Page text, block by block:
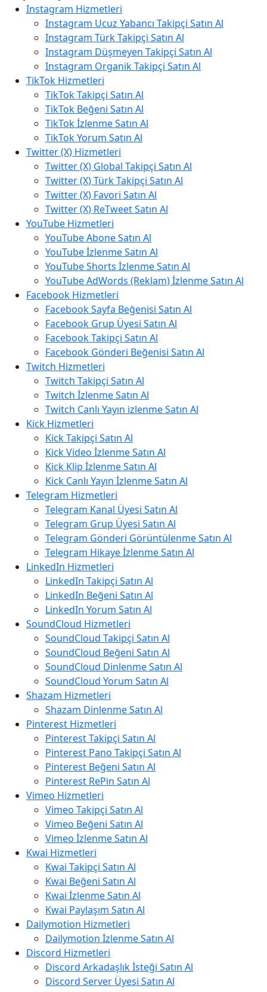
Instagram Hizmetleri
Instagram Ucuz Yabancı Takipçi Satın Al
Instagram Türk Takipçi Satın Al
Instagram Düşmeyen Takipçi Satın Al
Instagram Organik Takipçi Satın Al
TikTok Hizmetleri
TikTok Takipçi Satın Al
TikTok Beğeni Satın Al
TikTok İzlenme Satın Al
TikTok Yorum Satın Al
Twitter (X) Hizmetleri
Twitter (X) Global Takipçi Satın Al
Twitter (X) Türk Takipçi Satın Al
Twitter (X) Favori Satın Al
Twitter (X) ReTweet Satın Al
YouTube Hizmetleri
YouTube Abone Satın Al
YouTube İzlenme Satın Al
YouTube Shorts İzlenme Satın Al
YouTube AdWords (Reklam) İzlenme Satın Al
Facebook Hizmetleri
Facebook Sayfa Beğenisi Satın Al
Facebook Grup Üyesi Satın Al
Facebook Takipçi Satın Al
Facebook Gönderi Beğenisi Satın Al
Twitch Hizmetleri
Twitch Takipçi Satın Al
Twitch İzlenme Satın Al
Twitch Canlı Yayın izlenme Satın Al
Kick Hizmetleri
Kick Takipçi Satın Al
Kick Video İzlenme Satın Al
Kick Klip İzlenme Satın Al
Kick Canlı Yayın İzlenme Satın Al
Telegram Hizmetleri
Telegram Kanal Üyesi Satın Al
Telegram Grup Üyesi Satın Al
Telegram Gönderi Görüntülenme Satın Al
Telegram Hikaye İzlenme Satın Al
LinkedIn Hizmetleri
LinkedIn Takipçi Satın Al
LinkedIn Beğeni Satın Al
LinkedIn Yorum Satın Al
SoundCloud Hizmetleri
SoundCloud Takipçi Satın Al
SoundCloud Beğeni Satın Al
SoundCloud Dinlenme Satın Al
SoundCloud Yorum Satın Al
Shazam Hizmetleri
Shazam Dinlenme Satın Al
Pinterest Hizmetleri
Pinterest Takipçi Satın Al
Pinterest Pano Takipçi Satın Al
Pinterest Beğeni Satın Al
Pinterest RePin Satın Al
Vimeo Hizmetleri
Vimeo Takipçi Satın Al
Vimeo Beğeni Satın Al
Vimeo İzlenme Satın Al
Kwai Hizmetleri
Kwai Takipçi Satın Al
Kwai Beğeni Satın Al
Kwai İzlenme Satın Al
Kwai Paylaşım Satın Al
Dailymotion Hizmetleri
Dailymotion İzlenme Satın Al
Discord Hizmetleri
Discord Arkadaşlık İsteği Satın Al
Discord Server Üyesi Satın Al